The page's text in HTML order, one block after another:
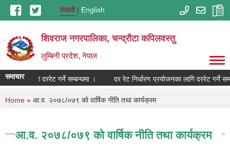
Skip to main contentनेपाली English
शिवराज नगरपालिका, चन्द्राैटा कपिलवस्तु
लुम्बिनी प्रदेश, नेपाल
समाचारलागि दररेट गर्ने सम्बन्धमा । दर रेट निर्धारण प्रयोजनका लागि दररेट गर्ने
You are here
Home » आ.व. २०७८/०७९ को वार्षिक नीति तथा कार्यक्रम
आ.व. २०७८/०७९ को वार्षिक नीति तथा कार्यक्रम